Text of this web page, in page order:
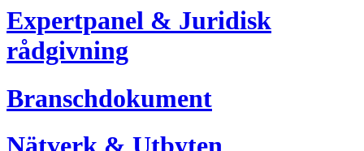
Expertpanel & Juridisk
rådgivning
Branschdokument